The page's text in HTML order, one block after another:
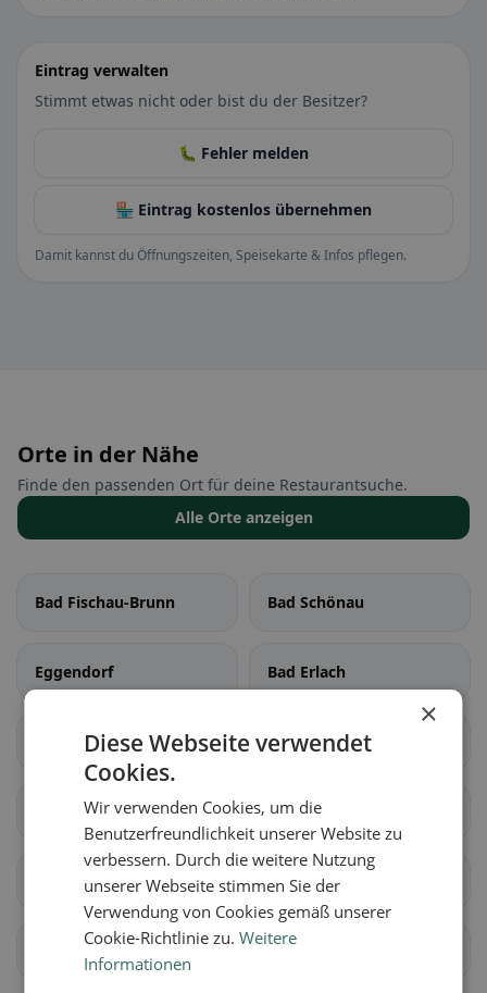
Eintrag verwalten
Stimmt etwas nicht oder bist du der Besitzer?
🐛 Fehler melden
🏪 Eintrag kostenlos übernehmen
Damit kannst du Öffnungszeiten, Speisekarte & Infos pflegen.
Orte in der Nähe
Finde den passenden Ort für deine Restaurantsuche.
Alle Orte anzeigen
Bad Fischau-Brunn Bad Schönau
Eggendorf Bad Erlach
Felixdorf Gutenstein
Hochneukirchen-
Gschaidt
Hochwolkersdorf
Hohe Wand Hollenthon
Katzelsdorf
Kirchschlag in der
×
Diese Webseite verwendet
Cookies.
Wir verwenden Cookies, um die
Benutzerfreundlichkeit unserer Website zu
verbessern. Durch die weitere Nutzung
unserer Webseite stimmen Sie der
Verwendung von Cookies gemäß unserer
Cookie-Richtlinie zu.Weitere
Informationen